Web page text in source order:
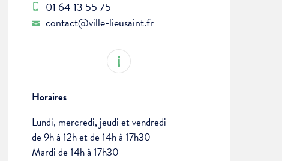
01 64 13 55 75
contact@ville-lieusaint.fr
Horaires
Lundi, mercredi, jeudi et vendredi
de 9h à 12h et de 14h à 17h30
Mardi de 14h à 17h30